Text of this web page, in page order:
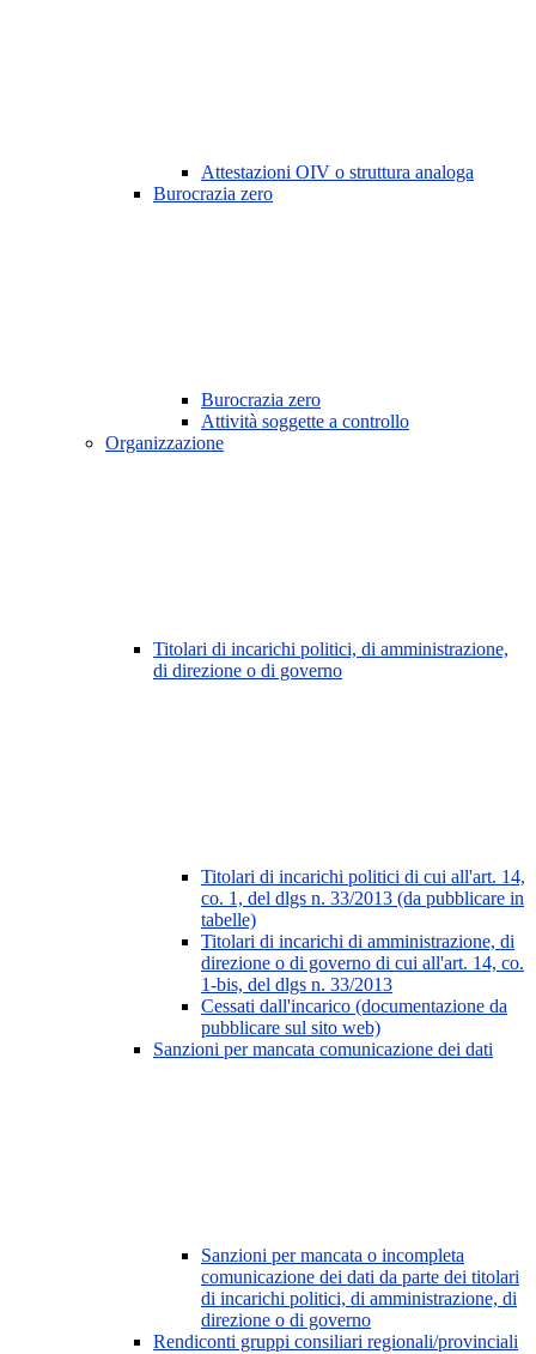
Attestazioni OIV o struttura analoga
Burocrazia zero
Burocrazia zero
Attività soggette a controllo
Organizzazione
Titolari di incarichi politici, di amministrazione,
di direzione o di governo
Titolari di incarichi politici di cui all'art. 14,
co. 1, del dlgs n. 33/2013 (da pubblicare in
tabelle)
Titolari di incarichi di amministrazione, di
direzione o di governo di cui all'art. 14, co.
1-bis, del dlgs n. 33/2013
Cessati dall'incarico (documentazione da
pubblicare sul sito web)
Sanzioni per mancata comunicazione dei dati
Sanzioni per mancata o incompleta
comunicazione dei dati da parte dei titolari
di incarichi politici, di amministrazione, di
direzione o di governo
Rendiconti gruppi consiliari regionali/provinciali